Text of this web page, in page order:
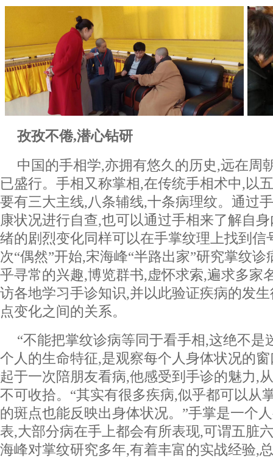
孜孜不倦,潜心钻研
中国的手相学,亦拥有悠久的历史,远在周
已盛行。手相又称掌相,在传统手相术中,以
要有三大主线,八条辅线,十条病理纹。通过
康状况进行自查,也可以通过手相来了解自
绪的剧烈变化同样可以在手掌纹理上找到信
次“偶然”开始,宋海峰“半路出家”研究掌纹
乎寻常的兴趣,博览群书,虚怀求索,遍求多家
访各地学习手诊知识,并以此验证疾病的发
点变化之间的关系。
“不能把掌纹诊病等同于看手相,这绝不是
个人的生命特征,是观察每个人身体状况的
起于一次陪朋友看病,他感受到手诊的魅力,
不可收拾。“其实有很多疾病,似乎都可以从
的斑点也能反映出身体状况。”手掌是一个
表,大部分病在手上都会有所表现,可谓五脏
海峰对掌纹研究多年,有着丰富的实战经验,